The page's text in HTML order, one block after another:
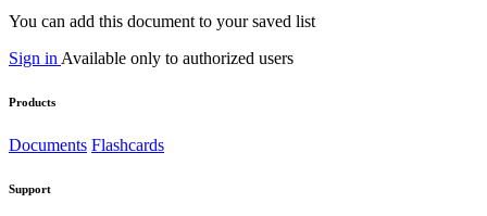
You can add this document to your saved list
Sign in Available only to authorized users
Products
Documents Flashcards
Support